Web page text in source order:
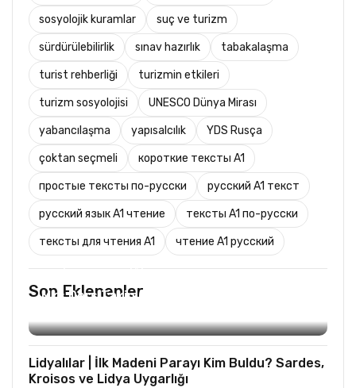
sosyolojik kuramlar suç ve turizm
sürdürülebilirlik sınav hazırlık tabakalaşma
turist rehberliği turizmin etkileri
turizm sosyolojisi UNESCO Dünya Mirası
yabancılaşma yapısalcılık YDS Rusça
çoktan seçmeli короткие тексты A1
простые тексты по-русски русский A1 текст
русский язык A1 чтение тексты A1 по-русски
тексты для чтения A1 чтение A1 русский
Son Eklenenler
Mks Ders Takip (Turizm ve Mesleki Dersler
Lidyalılar | İlk Madeni Parayı Kim Buldu? Sardes,
Kroisos ve Lidya Uygarlığı